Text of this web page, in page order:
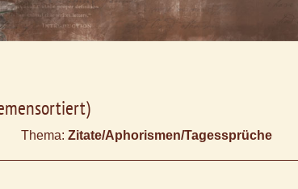
Thema: Zitate/Aphorismen/Tagessprüche